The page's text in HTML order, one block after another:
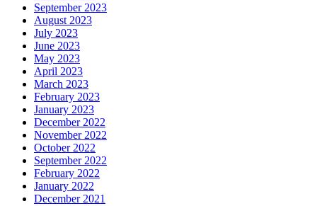
September 2023
August 2023
July 2023
June 2023
May 2023
April 2023
March 2023
February 2023
January 2023
December 2022
November 2022
October 2022
September 2022
February 2022
January 2022
December 2021